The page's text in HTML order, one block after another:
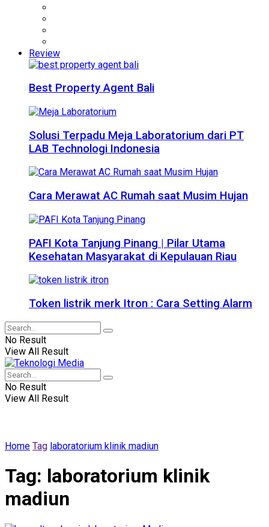
Review
Best Property Agent Bali
Solusi Terpadu Meja Laboratorium dari PT
LAB Technologi Indonesia
Cara Merawat AC Rumah saat Musim Hujan
PAFI Kota Tanjung Pinang | Pilar Utama
Kesehatan Masyarakat di Kepulauan Riau
Token listrik merk Itron : Cara Setting Alarm
No Result
View All Result
No Result
View All Result
Home Tag laboratorium klinik madiun
Tag: laboratorium klinik
madiun